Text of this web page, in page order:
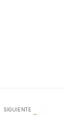
SIGUIENTE